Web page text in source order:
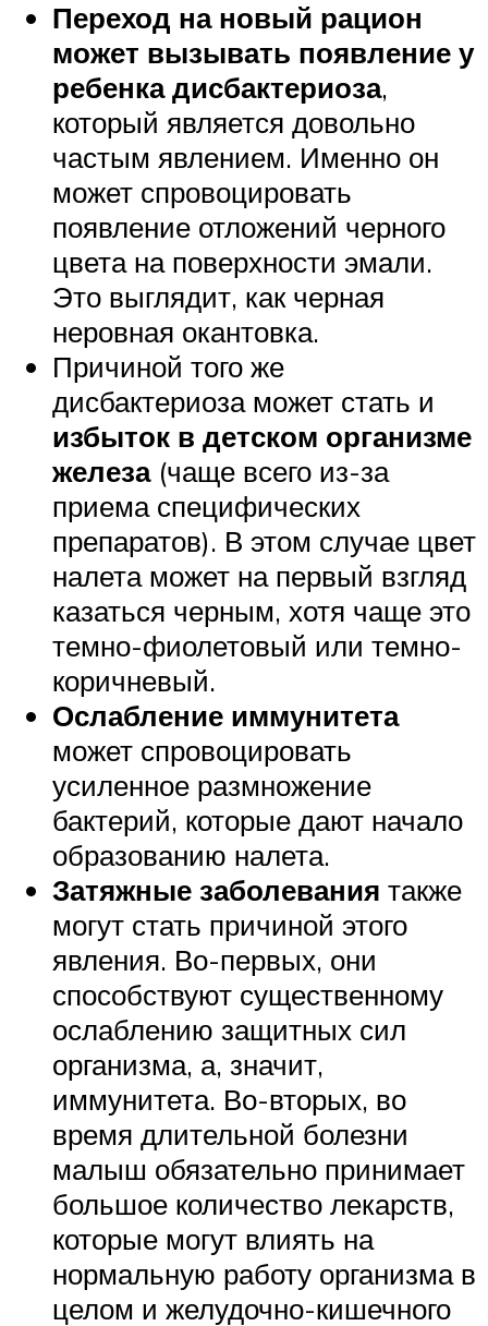
Переход на новый рацион
может вызывать появление у
ребенка дисбактериоза,
который является довольно
частым явлением. Именно он
может спровоцировать
появление отложений черного
цвета на поверхности эмали.
Это выглядит, как черная
неровная окантовка.
Причиной того же
дисбактериоза может стать и
избыток в детском организме
железа(чаще всего из-за
приема специфических
препаратов). В этом случае цвет
налета может на первый взгляд
казаться черным, хотя чаще это
темно-фиолетовый или темно-
коричневый.
Ослабление иммунитета
может спровоцировать
усиленное размножение
бактерий, которые дают начало
образованию налета.
Затяжные заболевания также
могут стать причиной этого
явления. Во-первых, они
способствуют существенному
ослаблению защитных сил
организма, а, значит,
иммунитета. Во-вторых, во
время длительной болезни
малыш обязательно принимает
большое количество лекарств,
которые могут влиять на
нормальную работу организма в
целом и желудочно-кишечного